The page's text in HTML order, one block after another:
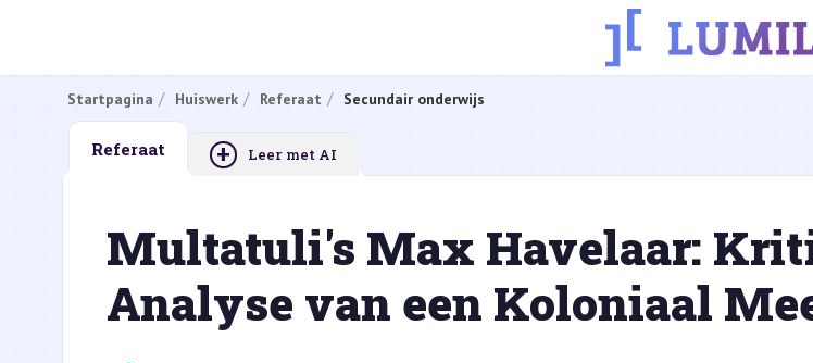
Startpagina Huiswerk Referaat Secundair onderwijs
Referaat + Leer met AI
Multatuli's Max Havelaar:
Analyse van een Koloniaal